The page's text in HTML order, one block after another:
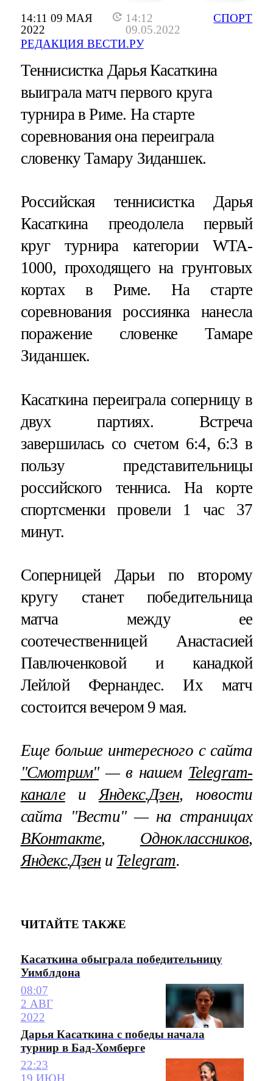
14:11 09 МАЯ
2022
14:12
09.05.2022
РЕДАКЦИЯ ВЕСТИ.РУ
СПОРТ
Теннисистка Дарья Касаткина
выиграла матч первого круга
турнира в Риме. На старте
соревнования она переиграла
словенку Тамару Зиданшек.
Российская теннисистка Дарья
Касаткина преодолела первый
круг турнира категории WTA-
1000, проходящего на грунтовых
кортах в Риме. На старте
соревнования россиянка нанесла
поражение словенке Тамаре
Зиданшек.
Касаткина переиграла соперницу в
двух партиях. Встреча
завершилась со счетом 6:4, 6:3 в
пользу представительницы
российского тенниса. На корте
спортсменки провели 1 час 37
минут.
Соперницей Дарьи по второму
кругу станет победительница
матча между ее
соотечественницей Анастасией
Павлюченковой и канадкой
Лейлой Фернандес. Их матч
состоится вечером 9 мая.
Еще больше интересного с сайта
"Смотрим"— в нашем Telegram-
каналеиЯндекс.Дзен, новости
сайта "Вести" — на страницах
ВКонтакте, Одноклассников,
Яндекс.Дзени Telegram.
ЧИТАЙТЕ ТАКЖЕ
Касаткина обыграла победительницу
Уимблдона
08:07
2 АВГ
2022
Дарья Касаткина с победы начала
турнир в Бад-Хомберге
22:23
19 ИЮН